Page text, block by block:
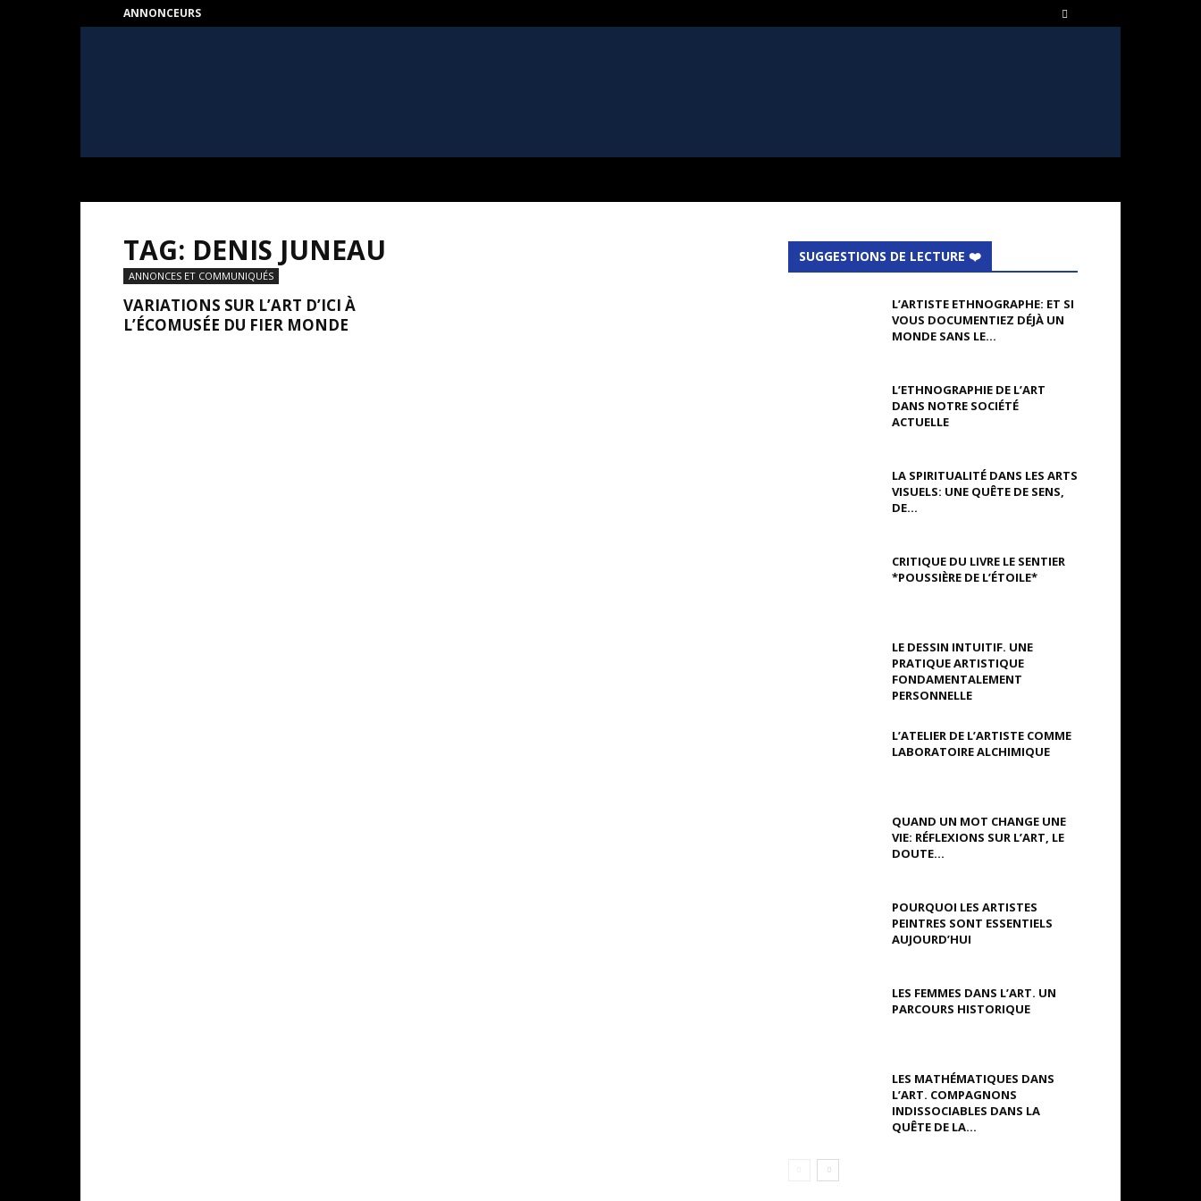
ANNONCEURS
l'Art
TAG: DENIS JUNEAU
ANNONCES ET COMMUNIQUÉS
VARIATIONS SUR L’ART D’ICI À
L’ÉCOMUSÉE DU FIER MONDE
SUGGESTIONS DE LECTURE ❤️
L’ARTISTE ETHNOGRAPHE: ET SI
VOUS DOCUMENTIEZ DÉJÀ UN
MONDE SANS LE...
L’ETHNOGRAPHIE DE L’ART
DANS NOTRE SOCIÉTÉ
ACTUELLE
LA SPIRITUALITÉ DANS LES ARTS
VISUELS: UNE QUÊTE DE SENS,
DE...
CRITIQUE DU LIVRE LE SENTIER
*POUSSIÈRE DE L’ÉTOILE*
LE DESSIN INTUITIF. UNE
PRATIQUE ARTISTIQUE
FONDAMENTALEMENT
PERSONNELLE
L’ATELIER DE L’ARTISTE COMME
LABORATOIRE ALCHIMIQUE
QUAND UN MOT CHANGE UNE
VIE: RÉFLEXIONS SUR L’ART, LE
DOUTE...
POURQUOI LES ARTISTES
PEINTRES SONT ESSENTIELS
AUJOURD’HUI
LES FEMMES DANS L’ART. UN
PARCOURS HISTORIQUE
LES MATHÉMATIQUES DANS
L’ART. COMPAGNONS
INDISSOCIABLES DANS LA
QUÊTE DE LA...